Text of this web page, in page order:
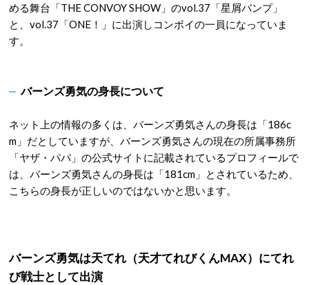
める舞台「THE CONVOY SHOW」のvol.37「星屑バンプ」
と、vol.37「ONE！」に出演しコンボイの一員になっていま
す。
バーンズ勇気の身長について
ネット上の情報の多くは、バーンズ勇気さんの身長は「186c
m」だとしていますが、バーンズ勇気さんの現在の所属事務所
「ヤザ・パパ」の公式サイトに記載されているプロフィールで
は、バーンズ勇気さんの身長は「181cm」とされているため、
こちらの身長が正しいのではないかと思います。
バーンズ勇気は天てれ（天才てれびくんMAX）にてれ
び戦士として出演